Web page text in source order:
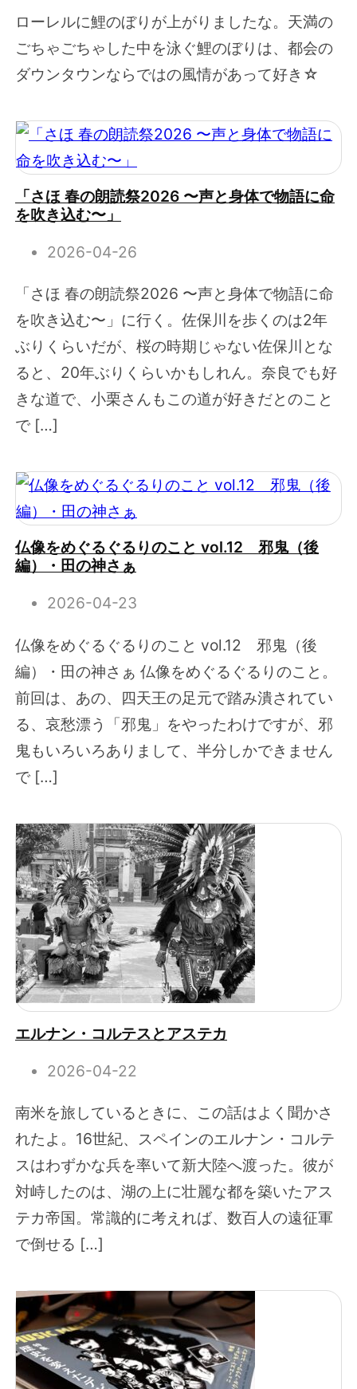
ローレルに鯉のぼりが上がりましたな。天満の
ごちゃごちゃした中を泳ぐ鯉のぼりは、都会の
ダウンタウンならではの風情があって好き☆
「さほ 春の朗読祭2026 〜声と身体で物語に命
を吹き込む〜」
2026-04-26
「さほ 春の朗読祭2026 〜声と身体で物語に命
を吹き込む〜」に行く。佐保川を歩くのは2年
ぶりくらいだが、桜の時期じゃない佐保川とな
ると、20年ぶりくらいかもしれん。奈良でも好
きな道で、小栗さんもこの道が好きだとのこと
で […]
仏像をめぐるぐるりのこと vol.12 邪鬼（後
編）・田の神さぁ
2026-04-23
仏像をめぐるぐるりのこと vol.12 邪鬼（後
編）・田の神さぁ 仏像をめぐるぐるりのこと。
前回は、あの、四天王の足元で踏み潰されてい
る、哀愁漂う「邪鬼」をやったわけですが、邪
鬼もいろいろありまして、半分しかできません
で […]
エルナン・コルテスとアステカ
2026-04-22
南米を旅しているときに、この話はよく聞かさ
れたよ。16世紀、スペインのエルナン・コルテ
スはわずかな兵を率いて新大陸へ渡った。彼が
対峙したのは、湖の上に壮麗な都を築いたアス
テカ帝国。常識的に考えれば、数百人の遠征軍
で倒せる […]